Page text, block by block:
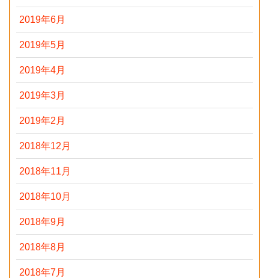
2019年6月
2019年5月
2019年4月
2019年3月
2019年2月
2018年12月
2018年11月
2018年10月
2018年9月
2018年8月
2018年7月